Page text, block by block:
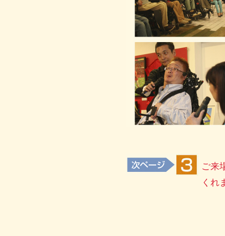
ご来
くれ